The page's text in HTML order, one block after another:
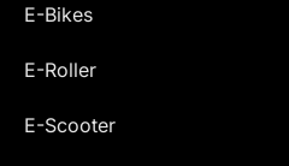
E-Bikes
E-Roller
E-Scooter